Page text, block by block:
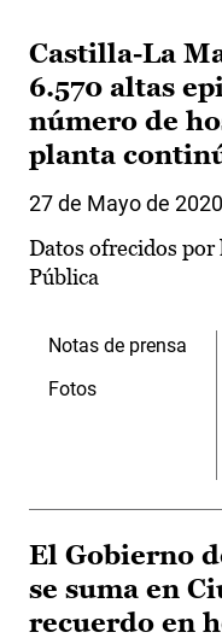
Castilla-La
6.570 altas
número de
planta
27 de Mayo de 2020
Datos ofrecidos por
Pública
Notas de prensa
Fotos
El Gobierno
se suma en
recuerdo en